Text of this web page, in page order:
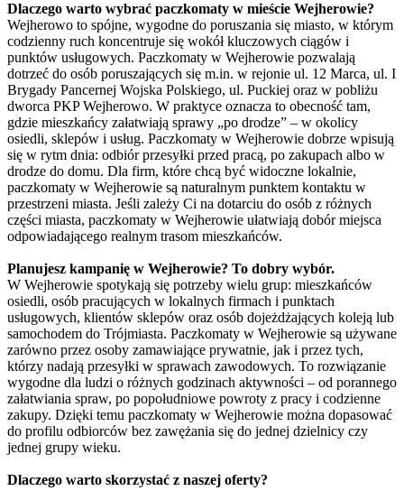
Dlaczego warto wybrać paczkomaty w mieście Wejherowie?
Wejherowo to spójne, wygodne do poruszania się miasto, w którym
codzienny ruch koncentruje się wokół kluczowych ciągów i
punktów usługowych. Paczkomaty w Wejherowie pozwalają
dotrzeć do osób poruszających się m.in. w rejonie ul. 12 Marca, ul. I
Brygady Pancernej Wojska Polskiego, ul. Puckiej oraz w pobliżu
dworca PKP Wejherowo. W praktyce oznacza to obecność tam,
gdzie mieszkańcy załatwiają sprawy „po drodze” – w okolicy
osiedli, sklepów i usług. Paczkomaty w Wejherowie dobrze wpisują
się w rytm dnia: odbiór przesyłki przed pracą, po zakupach albo w
drodze do domu. Dla firm, które chcą być widoczne lokalnie,
paczkomaty w Wejherowie są naturalnym punktem kontaktu w
przestrzeni miasta. Jeśli zależy Ci na dotarciu do osób z różnych
części miasta, paczkomaty w Wejherowie ułatwiają dobór miejsca
odpowiadającego realnym trasom mieszkańców.
Planujesz kampanię w Wejherowie? To dobry wybór.
W Wejherowie spotykają się potrzeby wielu grup: mieszkańców
osiedli, osób pracujących w lokalnych firmach i punktach
usługowych, klientów sklepów oraz osób dojeżdżających koleją lub
samochodem do Trójmiasta. Paczkomaty w Wejherowie są używane
zarówno przez osoby zamawiające prywatnie, jak i przez tych,
którzy nadają przesyłki w sprawach zawodowych. To rozwiązanie
wygodne dla ludzi o różnych godzinach aktywności – od porannego
załatwiania spraw, po popołudniowe powroty z pracy i codzienne
zakupy. Dzięki temu paczkomaty w Wejherowie można dopasować
do profilu odbiorców bez zawężania się do jednej dzielnicy czy
jednej grupy wieku.
Dlaczego warto skorzystać z naszej oferty?